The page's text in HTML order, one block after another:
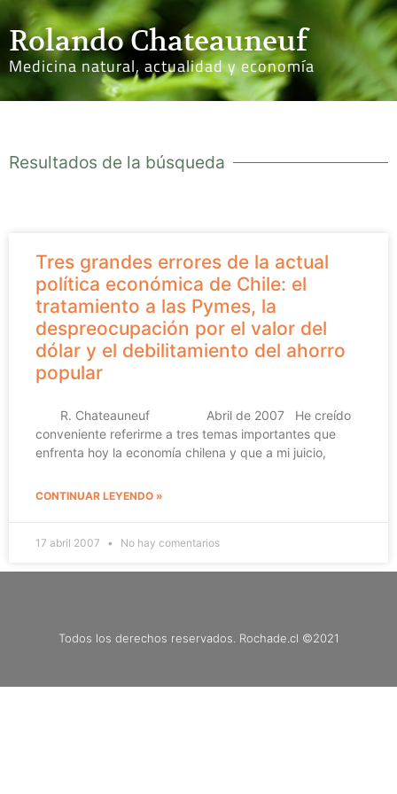
Rolando Chateauneuf
Medicina natural, actualidad y economía
Resultados de la búsqueda
Tres grandes errores de la actual
política económica de Chile: el
tratamiento a las Pymes, la
despreocupación por el valor del
dólar y el debilitamiento del ahorro
popular
R. Chateauneuf Abril de 2007 He creído
conveniente referirme a tres temas importantes que
enfrenta hoy la economía chilena y que a mi juicio,
CONTINUAR LEYENDO »
17 abril 2007 No hay comentarios
Todos los derechos reservados. Rochade.cl ©2021